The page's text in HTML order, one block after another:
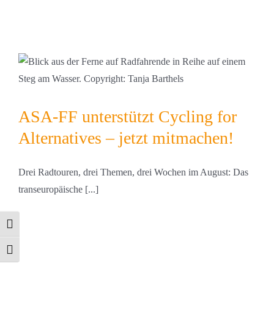
Umschalten auf hohe Kontraste
Schrift vergrößern
ASA-FF unterstützt Cycling for
Alternatives – jetzt mitmachen!
Drei Radtouren, drei Themen, drei Wochen im August: Das
transeuropäische [...]